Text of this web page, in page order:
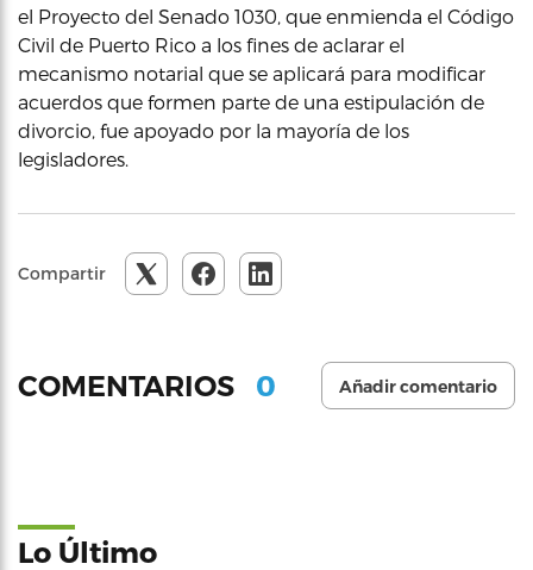
el Proyecto del Senado 1030, que enmienda el Código
Civil de Puerto Rico a los fines de aclarar el
mecanismo notarial que se aplicará para modificar
acuerdos que formen parte de una estipulación de
divorcio, fue apoyado por la mayoría de los
legisladores.
Compartir
COMENTARIOS 0 Añadir comentario
Lo Último